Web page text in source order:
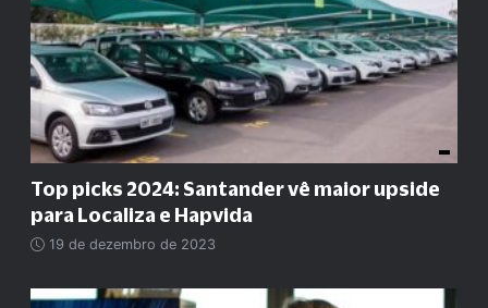
Top picks 2024: Santander vê maior upside
para Localiza e Hapvida
19 de dezembro de 2023